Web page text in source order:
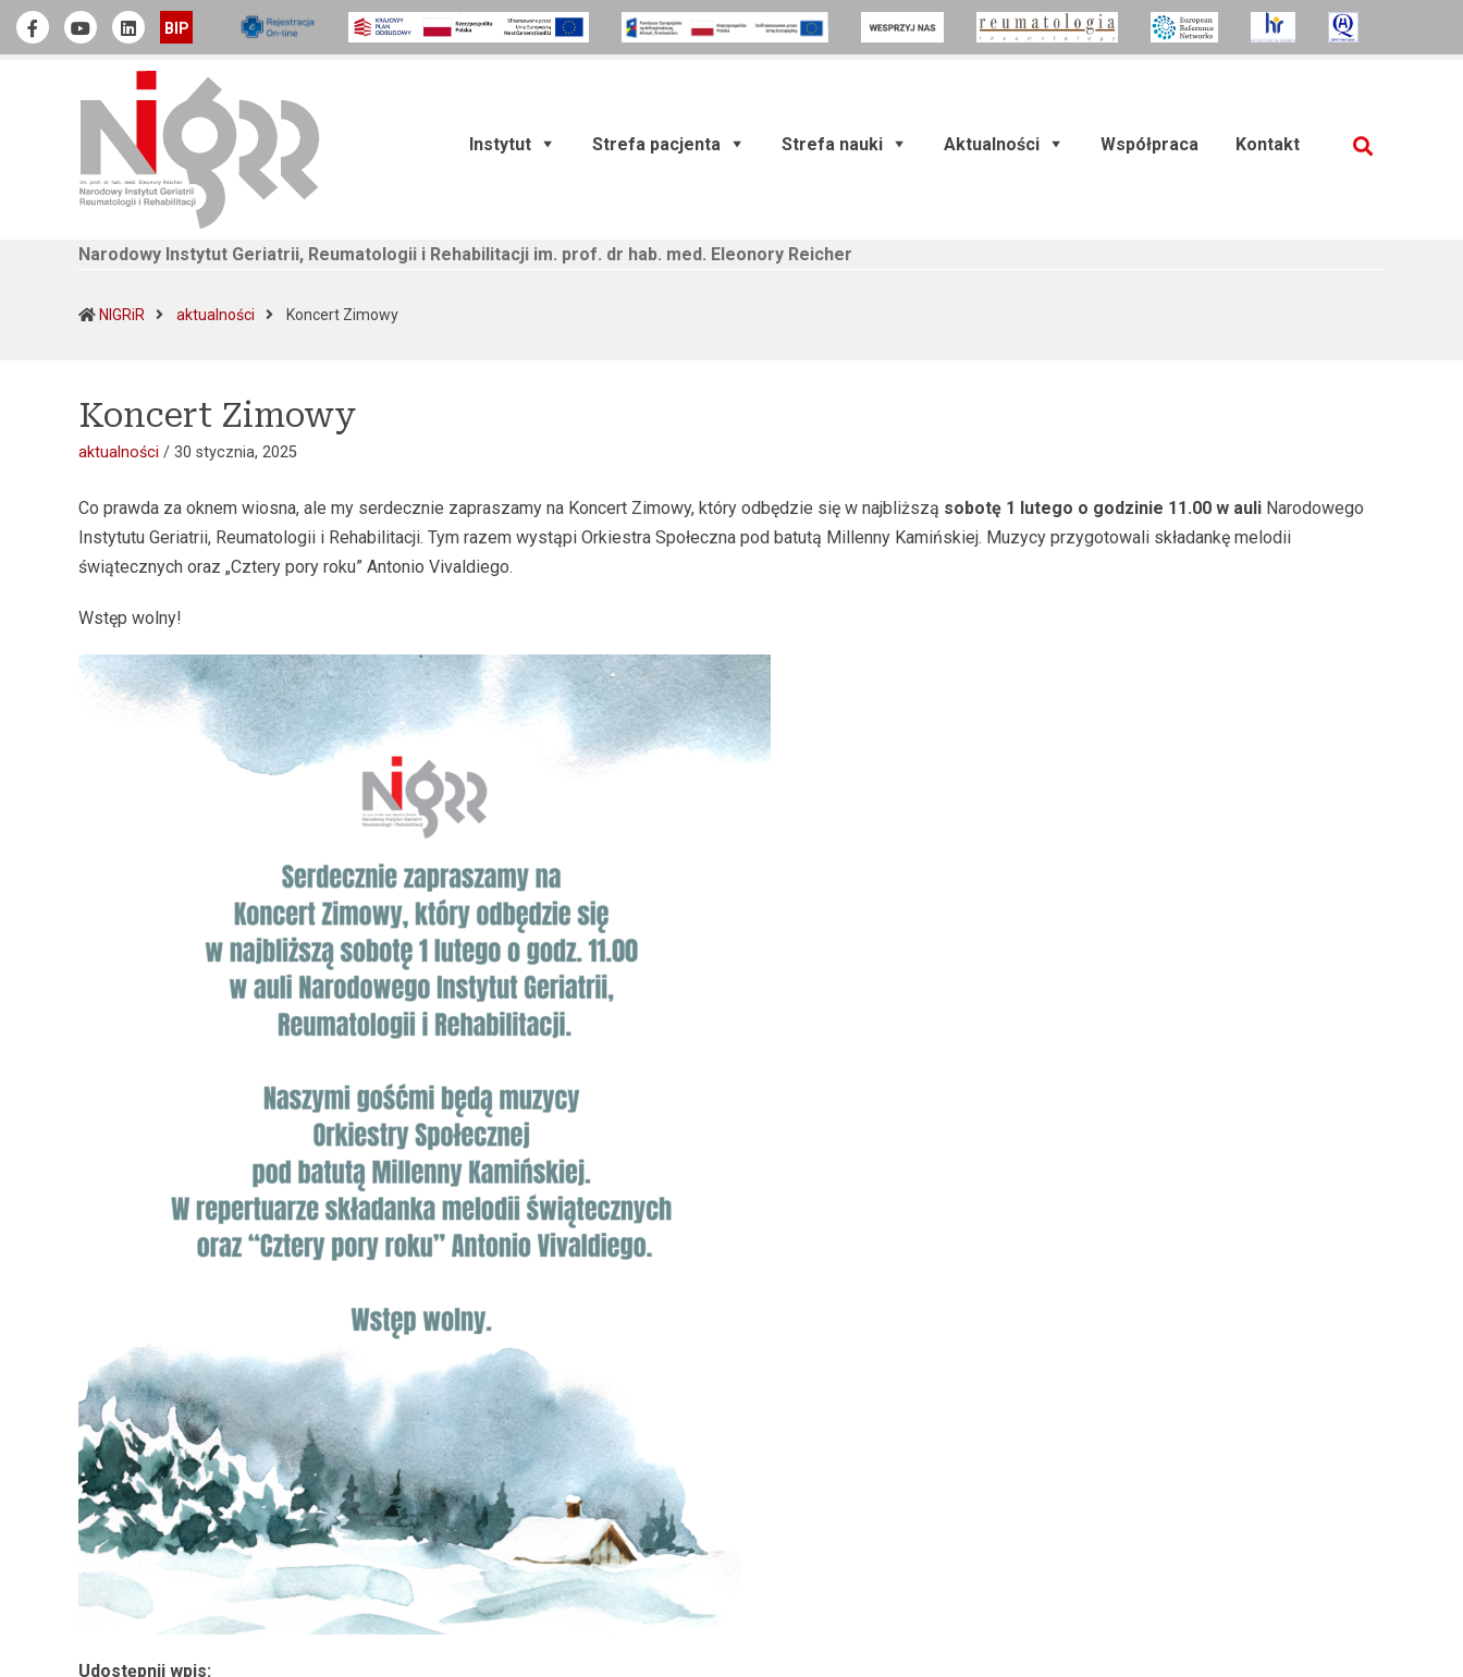
Narodowy Instytut Geriatrii, Reumatologii i Rehabilitacji
Instytut Strefa pacjenta Strefa nauki Aktualności Współpraca Kontakt
Narodowy Instytut Geriatrii, Reumatologii i Rehabilitacji im. prof. dr hab. med. Eleonory Reicher
NIGRiR aktualności Koncert Zimowy(current)
Koncert Zimowy
aktualności / 30 stycznia, 2025
Co prawda za oknem wiosna, ale my serdecznie zapraszamy na Koncert Zimowy, który odbędzie się w najbliższą sobotę 1 lutego o godzinie 11.00 w auli Narodowego
Instytutu Geriatrii, Reumatologii i Rehabilitacji. Tym razem wystąpi Orkiestra Społeczna pod batutą Millenny Kamińskiej. Muzycy przygotowali składankę melodii
świątecznych oraz „Cztery pory roku” Antonio Vivaldiego.
Wstęp wolny!
Udostępnij wpis: